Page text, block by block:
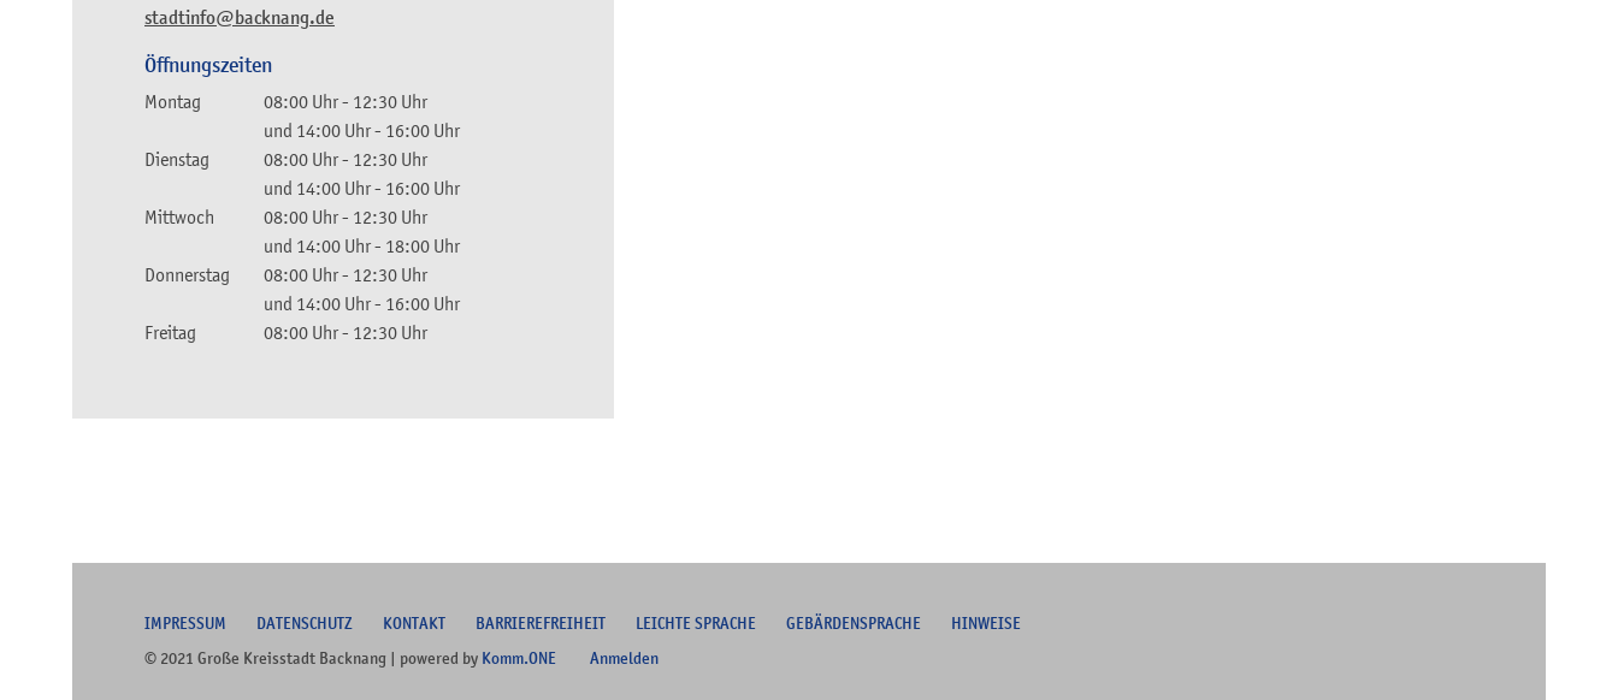
stadtinfo@backnang.de
Öffnungszeiten
Montag 08:00 Uhr- 12:30 Uhr
und 14:00 Uhr- 16:00 Uhr
Dienstag
08:00 Uhr- 12:30 Uhr
und 14:00 Uhr- 16:00 Uhr
Mittwoch
08:00 Uhr- 12:30 Uhr
und 14:00 Uhr- 18:00 Uhr
Donnerstag
08:00 Uhr- 12:30 Uhr
und 14:00 Uhr- 16:00 Uhr
Freitag
08:00 Uhr- 12:30 Uhr
IMPRESSUM DATENSCHUTZ KONTAKT BARRIEREFREIHEIT LEICHTE SPRACHE GEBÄRDENSPRACHE
HINWEISE
© 2021 Große Kreisstadt Backnang | powered by Komm.ONE Anmelden